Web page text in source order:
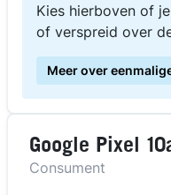
Kies hierboven of
of verspreid over
Meer over
Google Pixel
Consument